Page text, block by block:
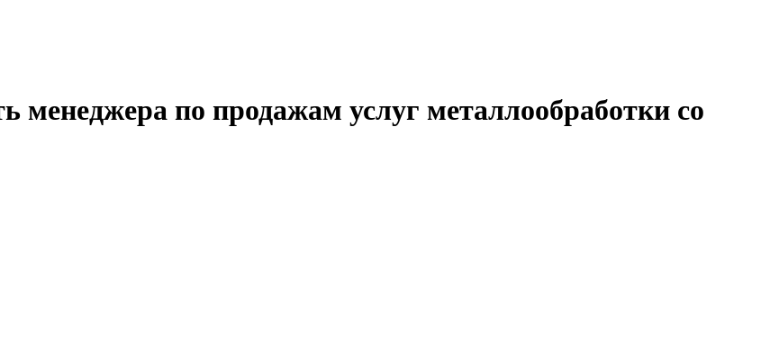
менеджера по продажам услуг металлообработки со